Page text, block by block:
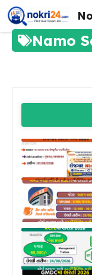
Skip
to
content
Namo